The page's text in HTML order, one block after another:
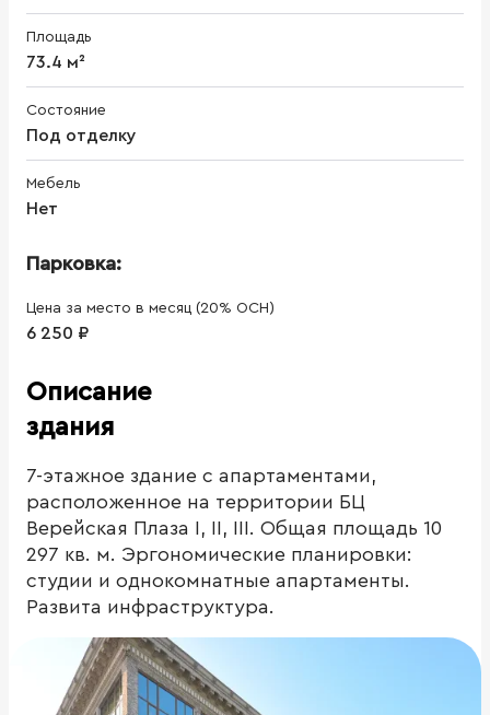
Площадь
73.4 м²
Состояние
Под отделку
Мебель
Нет
Парковка:
Цена за место в месяц (20% ОСН)
6 250 ₽
Описание
здания
7-этажное здание с апартаментами,
расположенное на территории БЦ
Верейская Плаза I, II, III. Общая площадь 10
297 кв. м. Эргономические планировки:
студии и однокомнатные апартаменты.
Развита инфраструктура.